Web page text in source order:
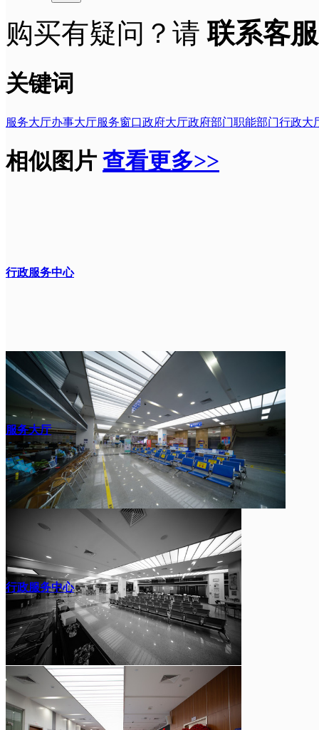
购买有疑问？请联系客服
关键词
服务大厅办事大厅服务窗口政府大厅政府部门职能部门行政大
相似图片 查看更多>>
行政服务中心
服务大厅
行政服务中心